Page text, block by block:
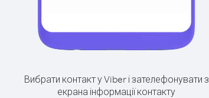
Вибрати контакт у Viber і зателефонувати з
екрана інформації контакту